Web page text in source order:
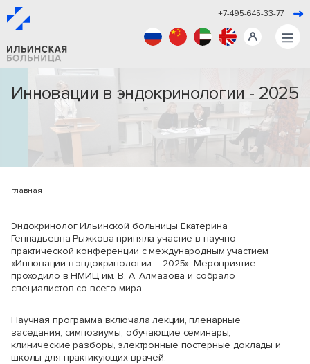
+7-495-645-33-77
Инновации в эндокринологии - 2025
главная
Эндокринолог Ильинской больницы Екатерина
Геннадьевна Рыжкова приняла участие в научно-
практической конференции с международным участием
«Инновации в эндокринологии – 2025». Мероприятие
проходило в НМИЦ им. В. А. Алмазова и собрало
специалистов со всего мира.
Научная программа включала лекции, пленарные
заседания, симпозиумы, обучающие семинары,
клинические разборы, электронные постерные доклады и
школы для практикующих врачей.